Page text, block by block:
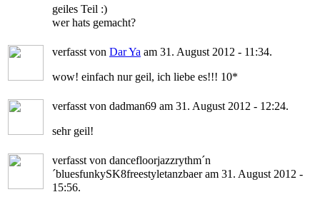
geiles Teil :)
wer hats gemacht?
verfasst von Dar Ya am 31. August 2012 - 11:34.
wow! einfach nur geil, ich liebe es!!! 10*
verfasst von dadman69 am 31. August 2012 - 12:24.
sehr geil!
verfasst von dancefloorjazzrythm´n
´bluesfunkySK8freestyletanzbaer am 31. August 2012 -
15:56.